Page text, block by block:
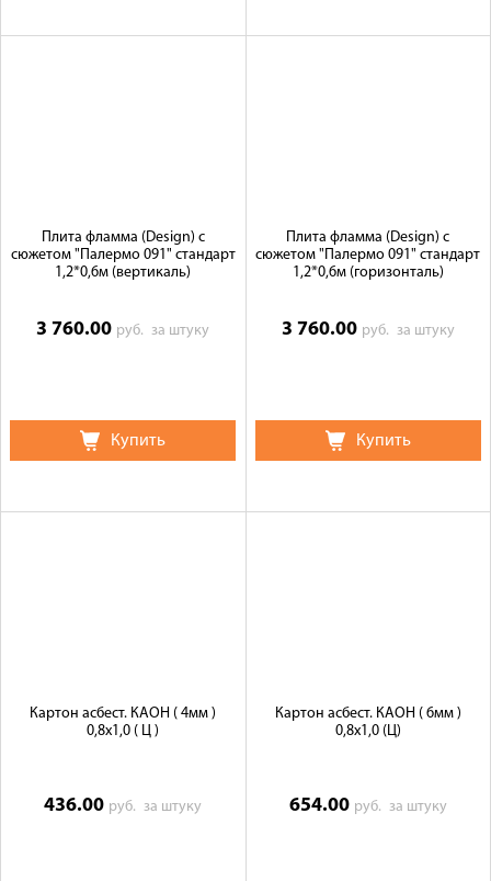
Плита фламма (Design) c
сюжетом "Палермо 091" стандарт
1,2*0,6м (вертикаль)
3 760.00 руб.за штуку
Купить
Плита фламма (Design) c
сюжетом "Палермо 091" стандарт
1,2*0,6м (горизонталь)
3 760.00 руб. за штуку
Купить
Картон асбест. КАОН ( 4мм )
0,8х1,0 ( Ц )
436.00 руб.за штуку
Картон асбест. КАОН ( 6мм )
0,8х1,0 (Ц)
654.00 руб. за штуку